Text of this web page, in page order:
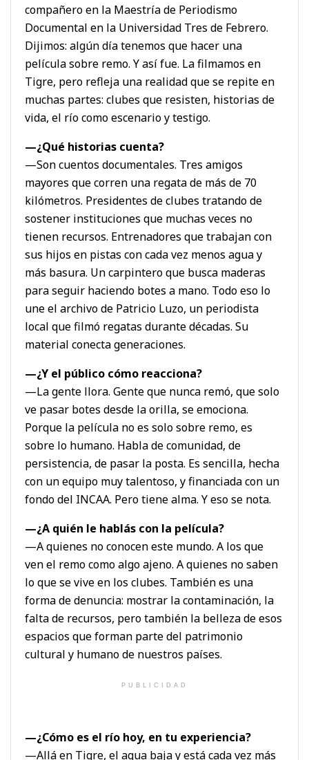
compañero en la Maestría de Periodismo
Documental en la Universidad Tres de Febrero.
Dijimos: algún día tenemos que hacer una
película sobre remo. Y así fue. La filmamos en
Tigre, pero refleja una realidad que se repite en
muchas partes: clubes que resisten, historias de
vida, el río como escenario y testigo.
—¿Qué historias cuenta?
—Son cuentos documentales. Tres amigos
mayores que corren una regata de más de 70
kilómetros. Presidentes de clubes tratando de
sostener instituciones que muchas veces no
tienen recursos. Entrenadores que trabajan con
sus hijos en pistas con cada vez menos agua y
más basura. Un carpintero que busca maderas
para seguir haciendo botes a mano. Todo eso lo
une el archivo de Patricio Luzo, un periodista
local que filmó regatas durante décadas. Su
material conecta generaciones.
—¿Y el público cómo reacciona?
—La gente llora. Gente que nunca remó, que solo
ve pasar botes desde la orilla, se emociona.
Porque la película no es solo sobre remo, es
sobre lo humano. Habla de comunidad, de
persistencia, de pasar la posta. Es sencilla, hecha
con un equipo muy talentoso, y financiada con un
fondo del INCAA. Pero tiene alma. Y eso se nota.
—¿A quién le hablás con la película?
—A quienes no conocen este mundo. A los que
ven el remo como algo ajeno. A quienes no saben
lo que se vive en los clubes. También es una
forma de denuncia: mostrar la contaminación, la
falta de recursos, pero también la belleza de esos
espacios que forman parte del patrimonio
cultural y humano de nuestros países.
PUBLICIDAD
—¿Cómo es el río hoy, en tu experiencia?
—Allá en Tigre, el agua baja y está cada vez más